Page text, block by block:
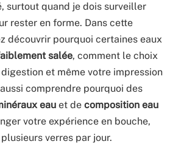
surtout quand je dois surveiller
rester en forme. Dans cette
découvrir pourquoi certaines eaux
salée, comment le choix
et même votre impression
comprendre pourquoi des
eau et de composition eau
votre expérience en bouche,
verres par jour.